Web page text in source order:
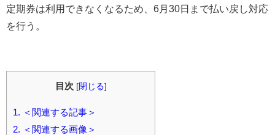
定期券は利用できなくなるため、6月30日まで払い戻し対応
を行う。
目次 [閉じる]
1. ＜関連する記事＞
2. ＜関連する画像＞